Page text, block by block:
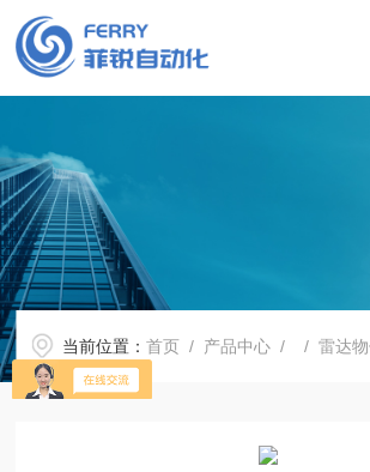
当前位置：首页 / 产品中心 / /雷达